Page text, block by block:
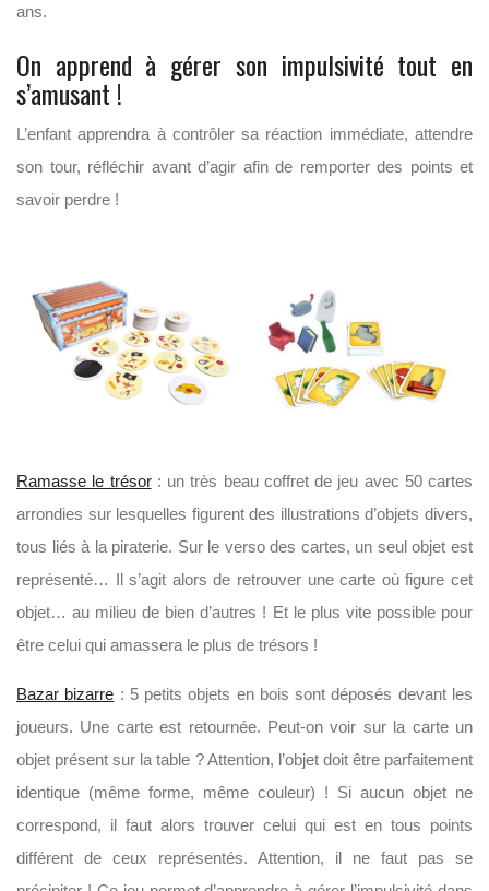
ans.
On apprend à gérer son impulsivité tout en
s’amusant !
L’enfant apprendra à contrôler sa réaction immédiate, attendre
son tour, réfléchir avant d’agir afin de remporter des points et
savoir perdre !
Ramasse le trésor: un très beau coffret de jeu avec 50 cartes
arrondies sur lesquelles figurent des illustrations d’objets divers,
tous liés à la piraterie. Sur le verso des cartes, un seul objet est
représenté… Il s’agit alors de retrouver une carte où figure cet
objet… au milieu de bien d’autres ! Et le plus vite possible pour
être celui qui amassera le plus de trésors !
Bazar bizarre : 5 petits objets en bois sont déposés devant les
joueurs. Une carte est retournée. Peut-on voir sur la carte un
objet présent sur la table ? Attention, l’objet doit être parfaitement
identique (même forme, même couleur) ! Si aucun objet ne
correspond, il faut alors trouver celui qui est en tous points
différent de ceux représentés. Attention, il ne faut pas se